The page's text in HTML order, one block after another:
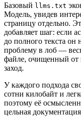
Базовый llms.txt
Модель, увидев
страницу отдельно.
добавляет шаг: если
до полного текста он
проблему в лоб —
файле, очищенный от
заход.
У каждого подхода
сотни килобайт и
поэтому её
цельная